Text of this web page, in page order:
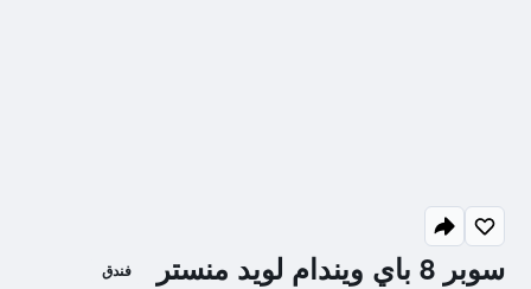
سوبر 8 باي ويندام لويد منستر فندق